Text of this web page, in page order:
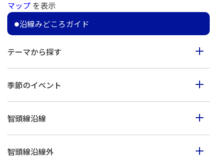
マップ を表示
沿線みどころガイド
テーマから探す
歩く
買う
季節のイベント
秋のイベント
智頭線沿線
智頭線沿線外